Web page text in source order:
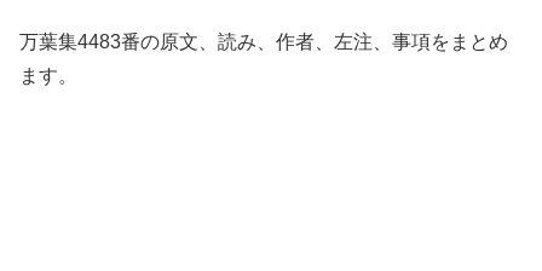
万葉集4483番の原文、読み、作者、左注、事項をまとめ
ます。